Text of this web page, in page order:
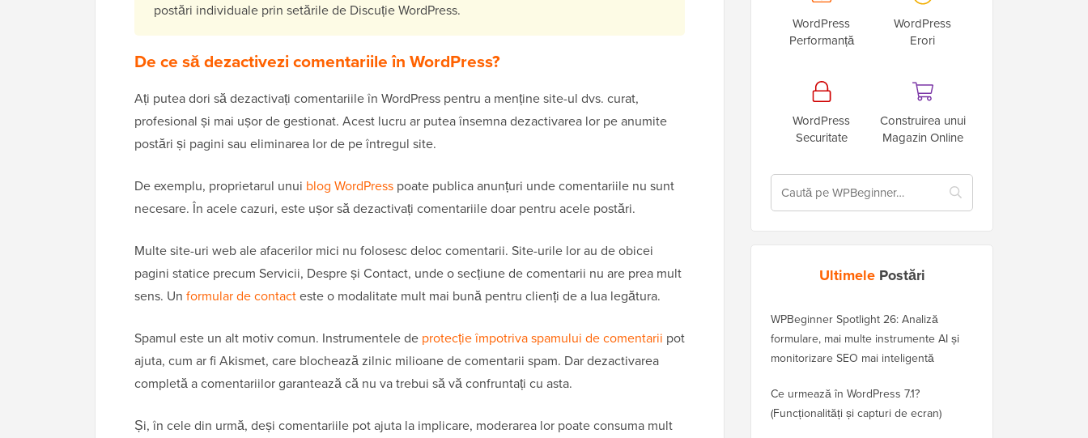
postări individuale prin setările de Discuție WordPress.
De ce să dezactivezi comentariile în WordPress?
Ați putea dori să dezactivați comentariile în WordPress pentru a menține site-ul dvs. curat,
profesional și mai ușor de gestionat. Acest lucru ar putea însemna dezactivarea lor pe anumite
postări și pagini sau eliminarea lor de pe întregul site.
De exemplu, proprietarul unui blog WordPress poate publica anunțuri unde comentariile nu sunt
necesare. În acele cazuri, este ușor să dezactivați comentariile doar pentru acele postări.
Multe site-uri web ale afacerilor mici nu folosesc deloc comentarii. Site-urile lor au de obicei
pagini statice precum Servicii, Despre și Contact, unde o secțiune de comentarii nu are prea mult
sens. Un formular de contacteste o modalitate mult mai bună pentru clienți de a lua legătura.
Spamul este un alt motiv comun. Instrumentele de protecție împotriva spamului de comentarii pot
ajuta, cum ar fi Akismet, care blochează zilnic milioane de comentarii spam. Dar dezactivarea
completă a comentariilor garantează că nu va trebui să vă confruntați cu asta.
Și, în cele din urmă, deși comentariile pot ajuta la implicare, moderarea lor poate consuma mult
WordPress
Performanță
WordPress
Erori
WordPress
Securitate
Construirea unui
Magazin Online
UltimelePostări
WPBeginner Spotlight 26: Analiză
formulare, mai multe instrumente AI și
monitorizare SEO mai inteligentă
Ce urmează în WordPress 7.1?
(Funcționalități și capturi de ecran)